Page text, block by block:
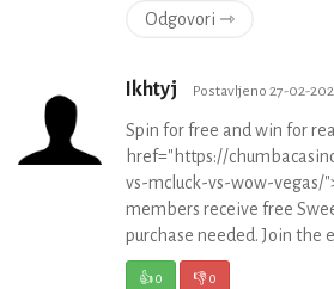
Odgovori ⇾
Ikhtyj Postavljeno 27-02-
Spin for free and win for
href="https://
vs-mcluck-vs-wow-vegas/
members receive free
purchase needed. Join the
👍0 👎0